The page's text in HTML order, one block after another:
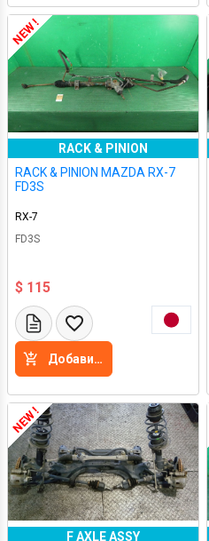
NEW !
RACK & PINION
RACK & PINION MAZDA RX-7
FD3S
RX-7
FD3S
$ 115
Добавить в корзину
NEW !
F AXLE ASSY